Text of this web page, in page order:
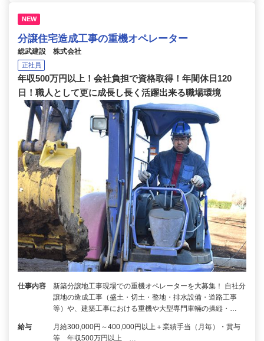
NEW
分譲住宅造成工事の重機オペレーター
総武建設 株式会社
正社員
年収500万円以上！会社負担で資格取得！年間休日120
日！職人として更に成長し長く活躍出来る職場環境
仕事内容
新築分譲地工事現場での重機オペレーターを大募集！ 自社分
譲地の造成工事（盛土・切土・整地・排水設備・道路工事
等）や、建築工事における重機や大型専門車輛の操縦・…
給与
月給300,000円～400,000円以上＋業績手当（月毎）・賞与
等 年収500万円以上 …